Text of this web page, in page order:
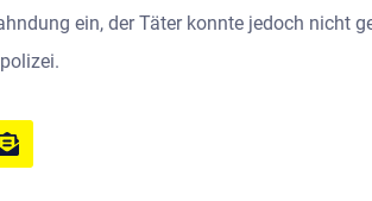
ein, der Täter konnte jedoch nicht